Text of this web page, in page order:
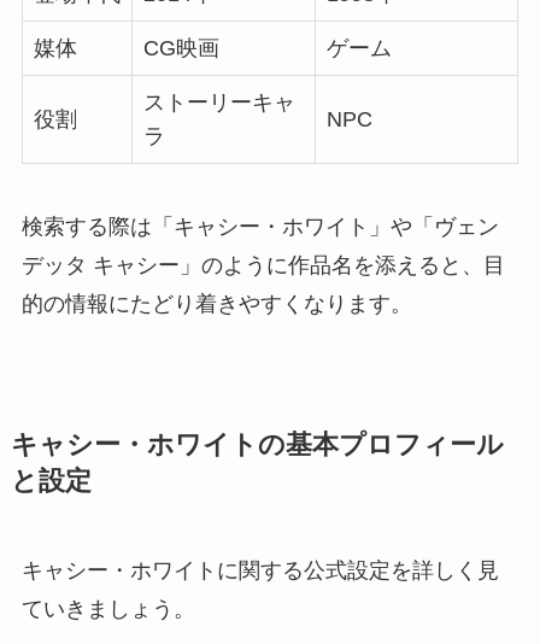
媒体 CG映画 ゲーム
役割
ストーリーキャ
ラ
NPC
検索する際は「キャシー・ホワイト」や「ヴェン
デッタ キャシー」のように作品名を添えると、目
的の情報にたどり着きやすくなります。
キャシー・ホワイトの基本プロフィール
と設定
キャシー・ホワイトに関する公式設定を詳しく見
ていきましょう。